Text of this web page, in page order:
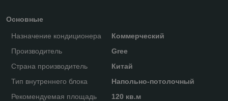
Основные
Назначение кондиционера
Коммерческий
Производитель
Gree
Страна производитель
Китай
Тип внутреннего блока
Напольно-потолочный
Рекомендуемая площадь
120 кв.м